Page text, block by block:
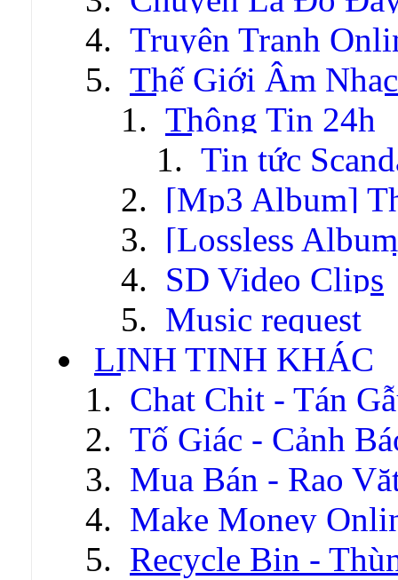
Truyện Tranh
Thế Giới Âm Nhạc
Thông Tin 24h
Tin tức
[Mp3 Album]
[Lossless
SD Video Clips
Music request
LINH TINH KHÁC
Chat Chit - Tán
Tố Giác - Cảnh
Mua Bán - Rao
Make Money
Recycle Bin -